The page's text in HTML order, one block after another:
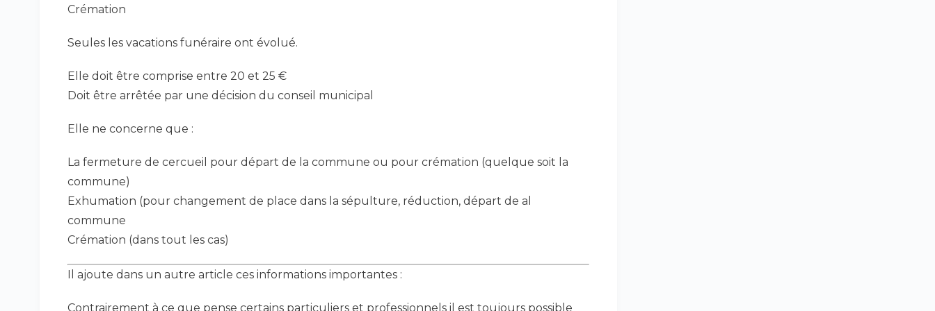
Crémation
Seules les vacations funéraire ont évolué.
Elle doit être comprise entre 20 et 25 €
Doit être arrêtée par une décision du conseil municipal
Elle ne concerne que :
La fermeture de cercueil pour départ de la commune ou pour crémation (quelque soit la
commune)
Exhumation (pour changement de place dans la sépulture, réduction, départ de al
commune
Crémation (dans tout les cas)
Il ajoute dans un autre article ces informations importantes :
Contrairement à ce que pense certains particuliers et professionnels il est toujours possible